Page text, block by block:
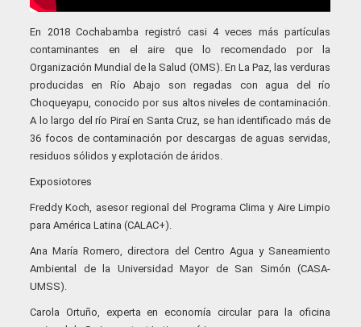
En 2018 Cochabamba registró casi 4 veces más partículas
contaminantes en el aire que lo recomendado por la
Organización Mundial de la Salud (OMS). En La Paz, las verduras
producidas en Río Abajo son regadas con agua del río
Choqueyapu, conocido por sus altos niveles de contaminación.
A lo largo del río Piraí en Santa Cruz, se han identificado más de
36 focos de contaminación por descargas de aguas servidas,
residuos sólidos y explotación de áridos.
Exposiotores
Freddy Koch, asesor regional del Programa Clima y Aire Limpio
para América Latina (CALAC+).
Ana María Romero, directora del Centro Agua y Saneamiento
Ambiental de la Universidad Mayor de San Simón (CASA-
UMSS).
Carola Ortuño, experta en economía circular para la oficina